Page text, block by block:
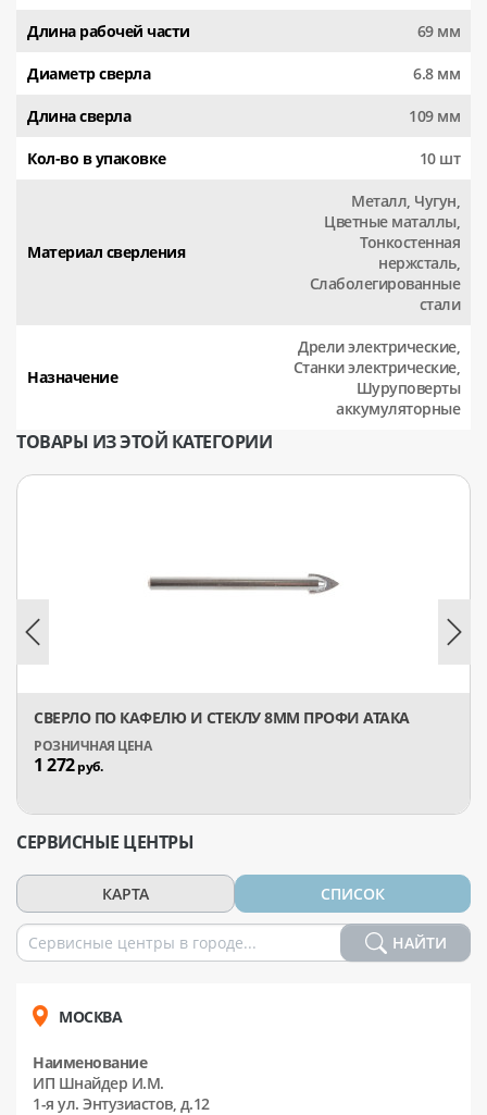
Длина рабочей части 69 мм
Диаметр сверла 6.8 мм
Длина сверла 109 мм
Кол-во в упаковке 10 шт
Материал сверления
Металл, Чугун,
Цветные маталлы,
Тонкостенная
нержсталь,
Слаболегированные
стали
Назначение
Дрели электрические,
Станки электрические,
Шуруповерты
аккумуляторные
ТОВАРЫ ИЗ ЭТОЙ КАТЕГОРИИ
СВЕРЛО ПО КАФЕЛЮ И СТЕКЛУ 8ММ ПРОФИ АТАКА
1 272руб.
СЕРВИСНЫЕ ЦЕНТРЫ
КАРТА СПИСОК
НАЙТИ
МОСКВА
Наименование
ИП Шнайдер И.М.
1-я ул. Энтузиастов, д.12